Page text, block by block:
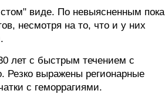
виде. По невыясненным пока
несмотря на то, что и у них
лет с быстрым течением с
Резко выражены регионарные
с геморрагиями.